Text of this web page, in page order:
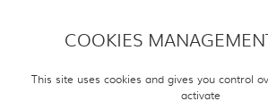
COOKIES
This site uses cookies and gives you control
activate